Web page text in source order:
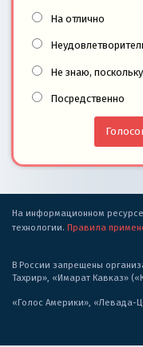
На отлично
Не знаю,
Посредственно
На информационном
технологии. Правила
В России запрещены
Тахрир», «Имарат Кавказ»
«Голос Америки», «Левада-